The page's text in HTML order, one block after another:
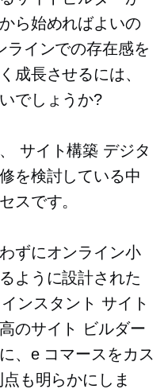
ら始めればよいの
ラインでの存在感を
成長させるには、
でしょうか?
サイト構築 デジタ
を検討している中
スです。
ずにオンライン小
ように設計された
ンスタント サイト
のサイト ビルダー
、e コマースをカス
も明らかにしま